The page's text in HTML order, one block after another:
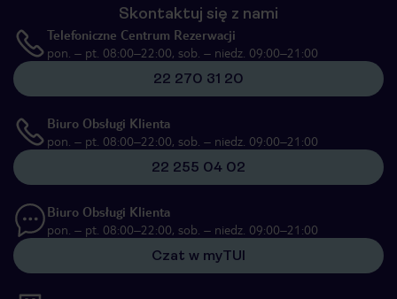
Skontaktuj się z nami
Telefoniczne Centrum Rezerwacji
pon. – pt. 08:00–22:00, sob. – niedz. 09:00–21:00
22 270 31 20
Biuro Obsługi Klienta
pon. – pt. 08:00–22:00, sob. – niedz. 09:00–21:00
22 255 04 02
Biuro Obsługi Klienta
pon. – pt. 08:00–22:00, sob. – niedz. 09:00–21:00
Czat w myTUI